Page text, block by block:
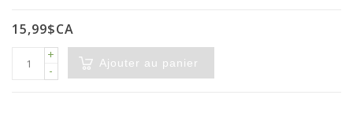
15,99$CA
+
-
Ajouter au panier